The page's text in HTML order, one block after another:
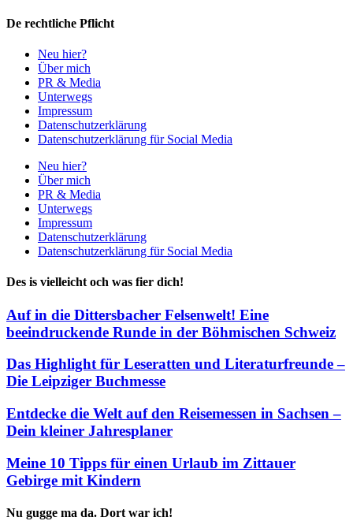
De rechtliche Pflicht
Neu hier?
Über mich
PR & Media
Unterwegs
Impressum
Datenschutzerklärung
Datenschutzerklärung für Social Media
Neu hier?
Über mich
PR & Media
Unterwegs
Impressum
Datenschutzerklärung
Datenschutzerklärung für Social Media
Des is vielleicht och was fier dich!
Auf in die Dittersbacher Felsenwelt! Eine
beeindruckende Runde in der Böhmischen Schweiz
Das Highlight für Leseratten und Literaturfreunde –
Die Leipziger Buchmesse
Entdecke die Welt auf den Reisemessen in Sachsen –
Dein kleiner Jahresplaner
Meine 10 Tipps für einen Urlaub im Zittauer
Gebirge mit Kindern
Nu gugge ma da. Dort war ich!